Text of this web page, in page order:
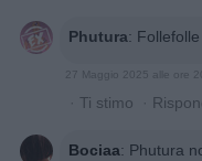
Phutura:
27 Maggio 2025 alle ore
· Ti stimo ·
Bociaa: Phutura